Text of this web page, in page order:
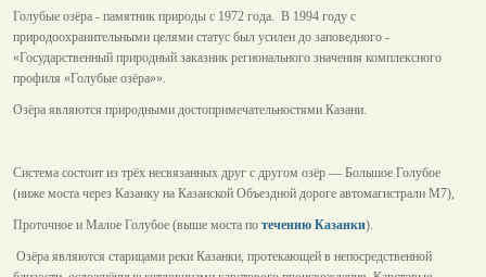
Голубые озёра - памятник природы с 1972 года. В 1994 году с
природоохранительными целями статус был усилен до заповедного -
«Государственный природный заказник регионального значения комплексного
профиля «Голубые озёра»».
Озёра являются природными достопримечательностями Казани.
Система состоит из трёх несвязанных друг с другом озёр — Большое Голубое
(ниже моста через Казанку на Казанской Объездной дороге автомагистрали М7),
Проточное и Малое Голубое (выше моста по течению Казанки).
Озёра являются старицами реки Казанки, протекающей в непосредственной